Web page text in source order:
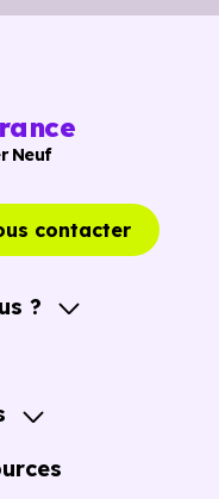
Neuf
contacter
?
neuf en VEFA